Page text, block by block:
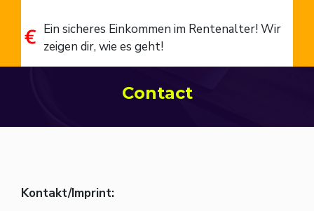
Ein sicheres Einkommen im Rentenalter! Wir
zeigen dir, wie es geht!
Contact
Kontakt/Imprint: